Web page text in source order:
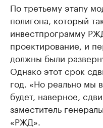
По третьему этапу
полигона, который
инвестпрограмму
проектирование, и
должны были
Однако этот срок
год. «Но реально мы
будет, наверное,
заместитель
«РЖД».